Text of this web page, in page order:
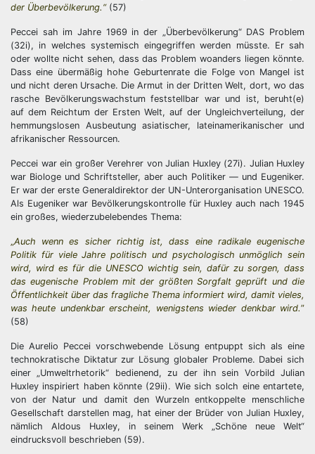
der Überbevölkerung.“(57)
Peccei sah im Jahre 1969 in der „Überbevölkerung“ DAS Problem
(32i), in welches systemisch eingegriffen werden müsste. Er sah
oder wollte nicht sehen, dass das Problem woanders liegen könnte.
Dass eine übermäßig hohe Geburtenrate die Folge von Mangel ist
und nicht deren Ursache. Die Armut in der Dritten Welt, dort, wo das
rasche Bevölkerungswachstum feststellbar war und ist, beruht(e)
auf dem Reichtum der Ersten Welt, auf der Ungleichverteilung, der
hemmungslosen Ausbeutung asiatischer, lateinamerikanischer und
afrikanischer Ressourcen.
Peccei war ein großer Verehrer von Julian Huxley (27i). Julian Huxley
war Biologe und Schriftsteller, aber auch Politiker — und Eugeniker.
Er war der erste Generaldirektor der UN-Unterorganisation UNESCO.
Als Eugeniker war Bevölkerungskontrolle für Huxley auch nach 1945
ein großes, wiederzubelebendes Thema:
„Auch wenn es sicher richtig ist, dass eine radikale eugenische
Politik für viele Jahre politisch und psychologisch unmöglich sein
wird, wird es für die UNESCO wichtig sein, dafür zu sorgen, dass
das eugenische Problem mit der größten Sorgfalt geprüft und die
Öffentlichkeit über das fragliche Thema informiert wird, damit vieles,
was heute undenkbar erscheint, wenigstens wieder denkbar wird.”
(58)
Die Aurelio Peccei vorschwebende Lösung entpuppt sich als eine
technokratische Diktatur zur Lösung globaler Probleme. Dabei sich
einer „Umweltrhetorik“ bedienend, zu der ihn sein Vorbild Julian
Huxley inspiriert haben könnte (29ii). Wie sich solch eine entartete,
von der Natur und damit den Wurzeln entkoppelte menschliche
Gesellschaft darstellen mag, hat einer der Brüder von Julian Huxley,
nämlich Aldous Huxley, in seinem Werk „Schöne neue Welt“
eindrucksvoll beschrieben (59).